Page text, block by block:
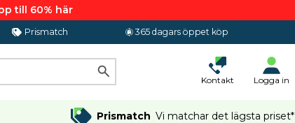
till 60% här
Prismatch 365 dagars öppet köp
Kontakt Logga in
Prismatch Vi matchar det lägsta priset*